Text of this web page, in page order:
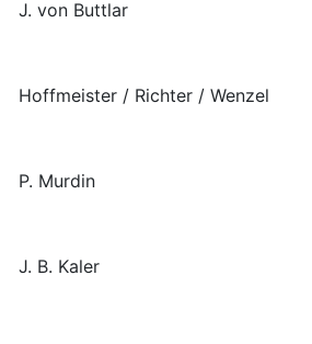
J. von Buttlar
Hoffmeister / Richter / Wenzel
P. Murdin
J. B. Kaler